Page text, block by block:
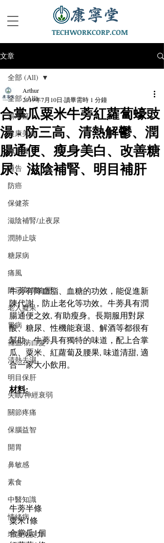
TECHWORKCORP.COM
文章
全部 (All)
湯水篇
健康美食
減肥餐
通告
防癌
保健茶
滋陰補腎/止夜尿
潤肺止咳
糖尿病
痛風
防三高/降血壓
老人癡呆
胃病
補血/防白髮
清熱去濕
明目保肝
失眠/神經衰弱
關節疼痛
保腦益智
開胃
鼻敏感
素食
中醫知識
情緒病
增強免疫力
全部 (All)
合掌瓜粟米牛蒡紅蘿蔔蠔豉
湯 - 防三高、清熱解鬱、潤
腸通便、瘦身美白、改善糖
尿、滋陰補腎、明目補肝
Arthur
2019年7月10日 讀畢需時 1 分鐘
牛蒡有降血脂、血糖的功效，能促進新
陳代謝，防止老化等功效。牛蒡具有潤
腸通便之效, 有助瘦身。長期服用對尿
酸、糖尿、性機能衰退、解酒等都很有
幫助。牛蒡具有獨特的味道，配上合掌
瓜、粟米、紅蘿蔔及腰果, 味道清甜, 適
合一家大小飲用。
材料:
牛蒡半條
粟米1條
合掌瓜1個